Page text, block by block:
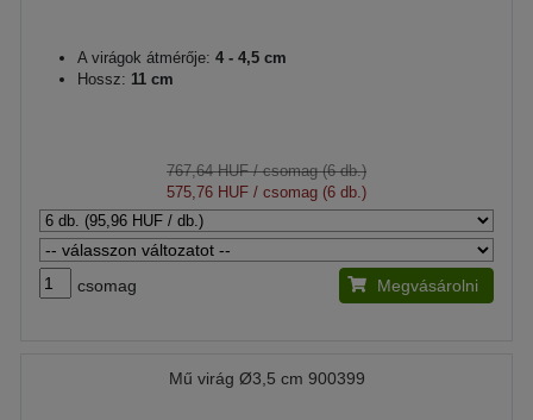
A virágok átmérője: 4 - 4,5 cm
Hossz: 11 cm
767,64 HUF/ csomag (6 db.)
575,76 HUF / csomag (6 db.)
csomag Megvásárolni
Mű virág Ø3,5 cm 900399